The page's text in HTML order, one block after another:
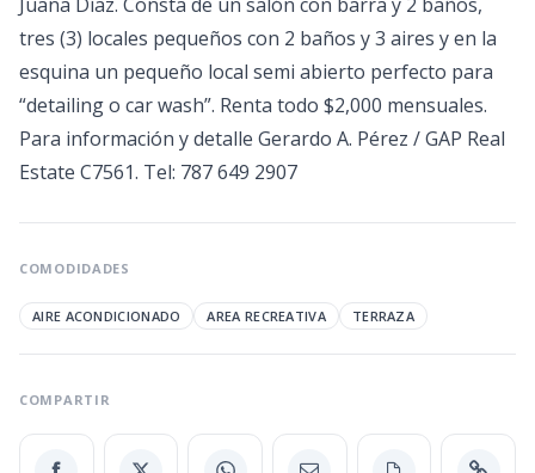
tres (3) locales pequeños con 2 baños y 3 aires y en la
esquina un pequeño local semi abierto perfecto para
“detailing o car wash”. Renta todo $2,000 mensuales.
Para información y detalle Gerardo A. Pérez / GAP Real
Estate C7561. Tel: 787 649 2907
COMODIDADES
AIRE ACONDICIONADO AREA RECREATIVA TERRAZA
COMPARTIR